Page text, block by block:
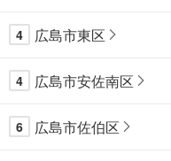
4 広島市東区
4 広島市安佐南区
6 広島市佐伯区